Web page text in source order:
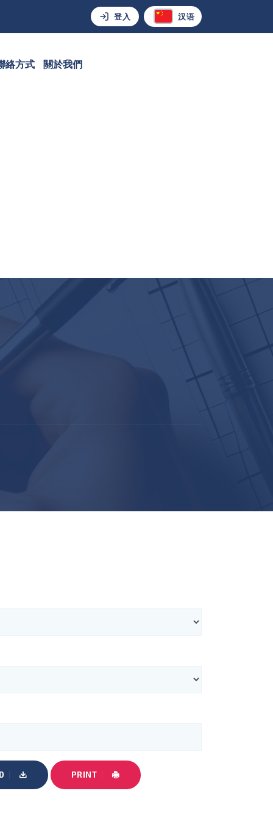
登入 汉语
聯絡方式 關於我們
PRINT